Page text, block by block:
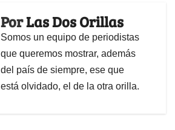
PorLas Dos Orillas
Somos un equipo de periodistas
que queremos mostrar, además
del país de siempre, ese que
está olvidado, el de la otra orilla.